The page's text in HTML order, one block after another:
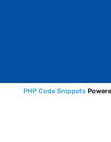
PHP Code Snippets